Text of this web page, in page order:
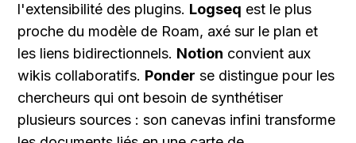
l'extensibilité des plugins. Logseq est le plus
proche du modèle de Roam, axé sur le plan et
les liens bidirectionnels. Notion convient aux
wikis collaboratifs. Ponder se distingue pour les
chercheurs qui ont besoin de synthétiser
plusieurs sources : son canevas infini transforme